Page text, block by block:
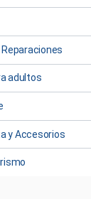
adultos
y Accesorios